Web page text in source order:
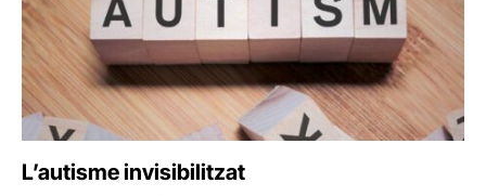
L’autisme invisibilitzat